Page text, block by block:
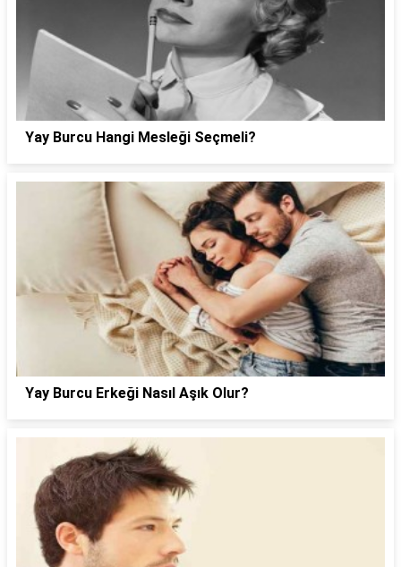
Yay Burcu Hangi Mesleği Seçmeli?
Yay Burcu Erkeği Nasıl Aşık Olur?